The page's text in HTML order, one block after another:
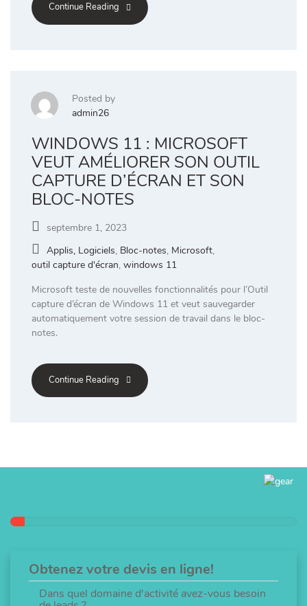
Continue Reading
Posted by
admin26
WINDOWS 11 : MICROSOFT
VEUT AMÉLIORER SON OUTIL
CAPTURE D’ÉCRAN ET SON
BLOC-NOTES
septembre 1, 2023
Applis, Logiciels, Bloc-notes, Microsoft,
outil capture d'écran, windows 11
Microsoft teste de nouvelles fonctionnalités pour l’Outil
capture d’écran de Windows 11 et veut sauvegarder
automatiquement votre session de travail dans le bloc-
notes.
Continue Reading
Obtenez votre devis en ligne!
Dans quel domaine d'activité avez-vous besoin